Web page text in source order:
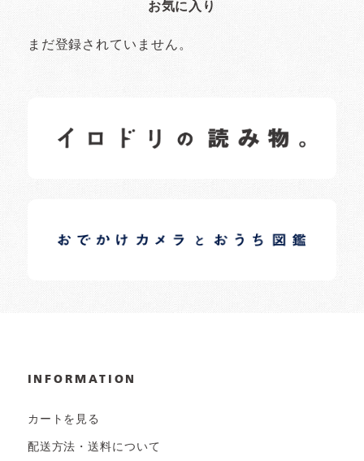
お気に入り
まだ登録されていません。
日常の様子など随時更新中です。
日常の様子など随時更新中です。
INFORMATION
カートを見る
配送方法・送料について